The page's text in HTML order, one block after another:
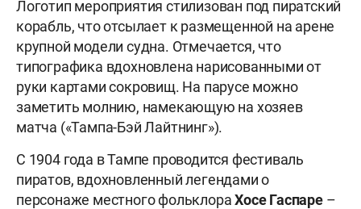
Логотип мероприятия стилизован под пиратский
корабль, что отсылает к размещенной на арене
крупной модели судна. Отмечается, что
типографика вдохновлена нарисованными от
руки картами сокровищ. На парусе можно
заметить молнию, намекающую на хозяев
матча («Тампа-Бэй Лайтнинг»).
С 1904 года в Тампе проводится фестиваль
пиратов, вдохновленный легендами о
персонаже местного фольклораХосе Гаспаре–